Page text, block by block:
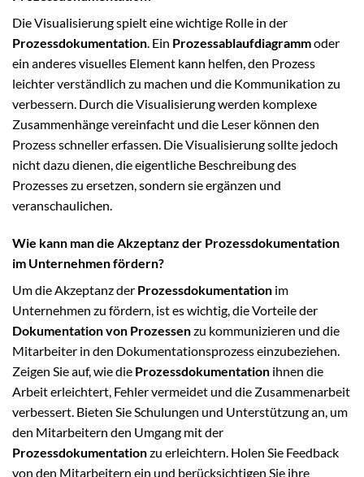
Die Visualisierung spielt eine wichtige Rolle in der
Prozessdokumentation. Ein Prozessablaufdiagrammoder
ein anderes visuelles Element kann helfen, den Prozess
leichter verständlich zu machen und die Kommunikation zu
verbessern. Durch die Visualisierung werden komplexe
Zusammenhänge vereinfacht und die Leser können den
Prozess schneller erfassen. Die Visualisierung sollte jedoch
nicht dazu dienen, die eigentliche Beschreibung des
Prozesses zu ersetzen, sondern sie ergänzen und
veranschaulichen.
Wie kann man die Akzeptanz der Prozessdokumentation
im Unternehmen fördern?
Um die Akzeptanz der Prozessdokumentation im
Unternehmen zu fördern, ist es wichtig, die Vorteile der
Dokumentation von Prozessenzu kommunizieren und die
Mitarbeiter in den Dokumentationsprozess einzubeziehen.
Zeigen Sie auf, wie die Prozessdokumentation ihnen die
Arbeit erleichtert, Fehler vermeidet und die Zusammenarbeit
verbessert. Bieten Sie Schulungen und Unterstützung an, um
den Mitarbeitern den Umgang mit der
Prozessdokumentationzu erleichtern. Holen Sie Feedback
von den Mitarbeitern ein und berücksichtigen Sie ihre